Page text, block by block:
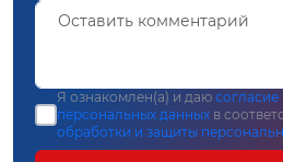
Я ознакомлен(а) и даю
персональных данных в
обработки и защиты